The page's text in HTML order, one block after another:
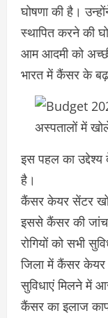
घोषणा की है।
स्थापित करने की
आम आदमी को
भारत में कैंसर के
इस पहल का
है।
कैंसर केयर सेंटर
इससे कैंसर की
रोगियों को सभी
जिला में कैंसर केयर
सुविधाएं मिलने में
कैंसर का इलाज